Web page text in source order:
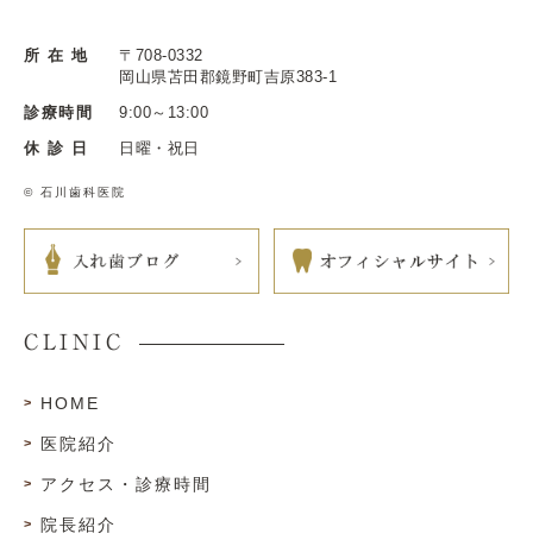
所 在 地
〒708-0332
岡山県苫田郡鏡野町吉原383-1
診療時間
9:00～13:00
休 診 日
日曜・祝日
© 石川歯科医院
CLINIC
HOME
医院紹介
アクセス・診療時間
院長紹介